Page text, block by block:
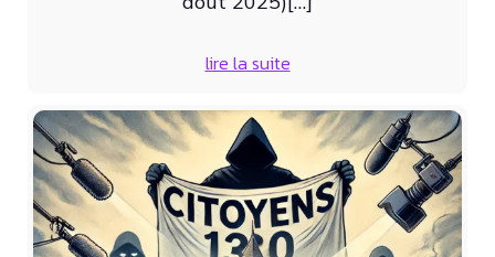
lire la suite